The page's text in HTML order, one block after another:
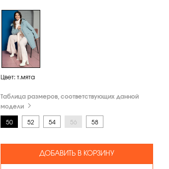
Цвет: т.мята
Таблица размеров, соответствующих данной
модели
50 52 54 56 58
ДОБАВИТЬ В КОРЗИНУ